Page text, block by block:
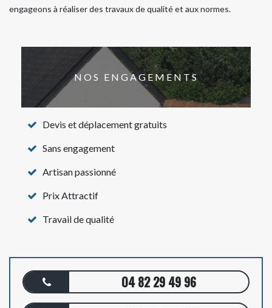
engageons à réaliser des travaux de qualité et aux normes.
NOS ENGAGEMENTS
Devis et déplacement gratuits
Sans engagement
Artisan passionné
Prix Attractif
Travail de qualité
04 82 29 49 96